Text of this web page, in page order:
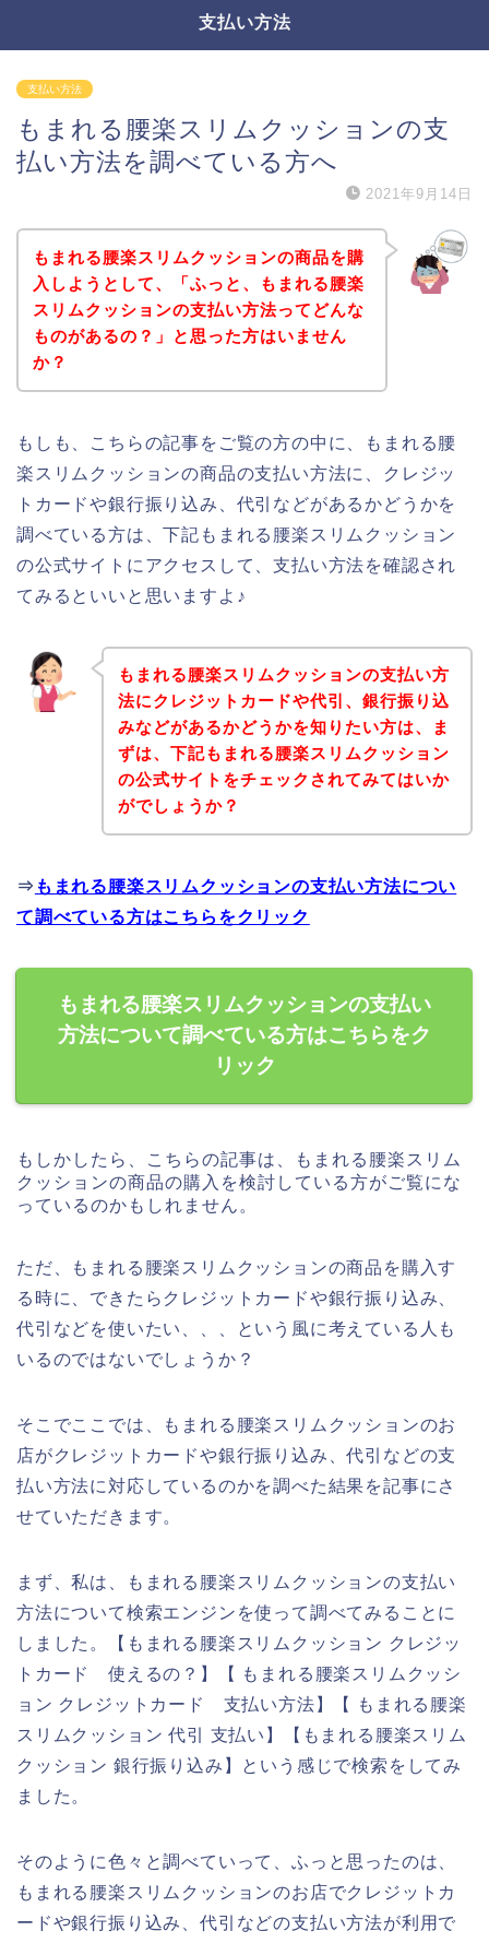
支払い方法
支払い方法
もまれる腰楽スリムクッションの支
払い方法を調べている方へ
2021年9月14日
もまれる腰楽スリムクッションの商品を購
入しようとして、「ふっと、もまれる腰楽
スリムクッションの支払い方法ってどんな
ものがあるの？」と思った方はいません
か？
もしも、こちらの記事をご覧の方の中に、もまれる腰
楽スリムクッションの商品の支払い方法に、クレジッ
トカードや銀行振り込み、代引などがあるかどうかを
調べている方は、下記もまれる腰楽スリムクッション
の公式サイトにアクセスして、支払い方法を確認され
てみるといいと思いますよ♪
もまれる腰楽スリムクッションの支払い方
法にクレジットカードや代引、銀行振り込
みなどがあるかどうかを知りたい方は、ま
ずは、下記もまれる腰楽スリムクッション
の公式サイトをチェックされてみてはいか
がでしょうか？
⇒ もまれる腰楽スリムクッションの支払い方法につい
て調べている方はこちらをクリック
もまれる腰楽スリムクッションの支払い
方法について調べている方はこちらをク
リック
もしかしたら、こちらの記事は、もまれる腰楽スリム
クッションの商品の購入を検討している方がご覧にな
っているのかもしれません。
ただ、もまれる腰楽スリムクッションの商品を購入す
る時に、できたらクレジットカードや銀行振り込み、
代引などを使いたい、、、という風に考えている人も
いるのではないでしょうか？
そこでここでは、もまれる腰楽スリムクッションのお
店がクレジットカードや銀行振り込み、代引などの支
払い方法に対応しているのかを調べた結果を記事にさ
せていただきます。
まず、私は、もまれる腰楽スリムクッションの支払い
方法について検索エンジンを使って調べてみることに
しました。【もまれる腰楽スリムクッション クレジッ
トカード 使えるの？】【 もまれる腰楽スリムクッシ
ョン クレジットカード 支払い方法】【 もまれる腰楽
スリムクッション 代引 支払い】【もまれる腰楽スリム
クッション 銀行振り込み】という感じで検索をしてみ
ました。
そのように色々と調べていって、ふっと思ったのは、
もまれる腰楽スリムクッションのお店でクレジットカ
ードや銀行振り込み、代引などの支払い方法が利用で